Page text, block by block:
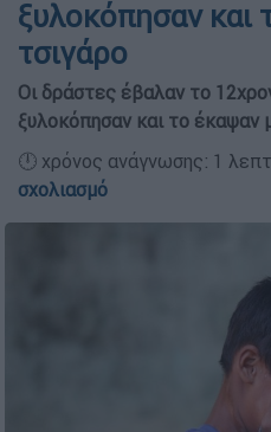
ξυλοκόπησαν και
τσιγάρο
Οι δράστες έβαλαν το
ξυλοκόπησαν και το έκαψαν
🕛 χρόνος ανάγνωσης: 1
σχολιασμό